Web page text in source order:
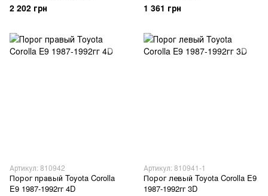
2 202 грн 1 361 грн
Артикул: 810942
Порог правый Toyota Corolla
E9 1987-1992гг 4D
Артикул: 810941-1
Порог левый Toyota Corolla E9
1987-1992гг 3D